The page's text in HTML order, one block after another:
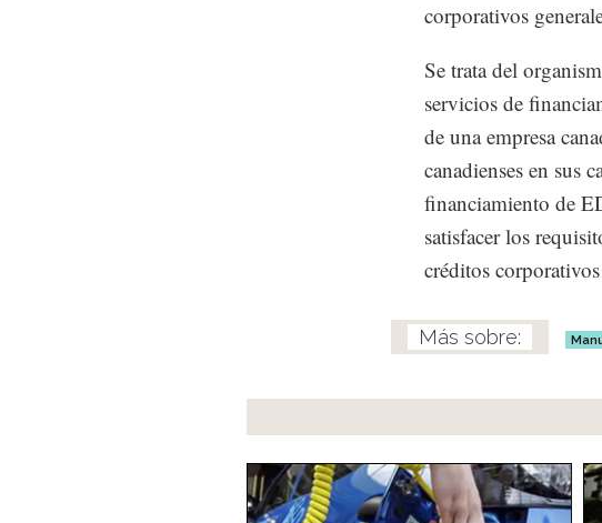
corporativos
Se trata del
servicios de
de una empresa
canadienses en sus
financiamiento de
satisfacer los
créditos